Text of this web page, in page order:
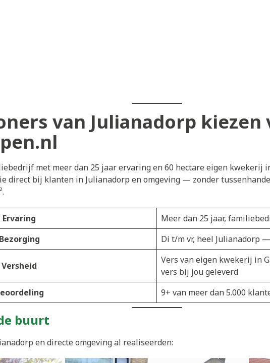
van Julianadorp kiezen
met meer dan 25 jaar ervaring en 60 hectare eigen kwekerij
direct bij klanten in Julianadorp en omgeving — zonder
Ervaring
Meer dan 25 jaar,
Bezorging
Di t/m vr, heel Julianadorp
Versheid
Vers van eigen kwekerij in
vers bij jou geleverd
9+ van meer dan 5.000
buurt
en directe omgeving al realiseerden: